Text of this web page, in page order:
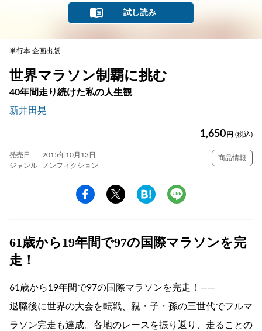
試し読み
単行本 企画出版
世界マラソン制覇に挑む
40年間走り続けた私の人生観
新井田晃
1,650 円 (税込)
発売日
2015年10月13日
ジャンル
ノンフィクション
商品情報
61歳から19年間で97の国際マラソンを完
走！
61歳から19年間で97の国際マラソンを完走！――
退職後に世界の大会を転戦、親・子・孫の三世代でフルマ
ラソン完走も達成。各地のレースを振り返り、走ることの